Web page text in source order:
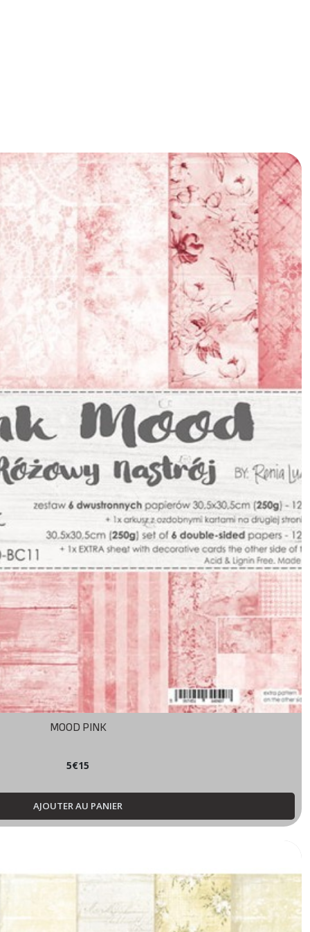
MOOD PINK
5€15
AJOUTER AU PANIER